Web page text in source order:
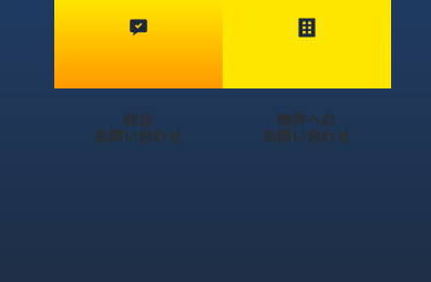
総合
お問い合わせ
物件への
お問い合わせ